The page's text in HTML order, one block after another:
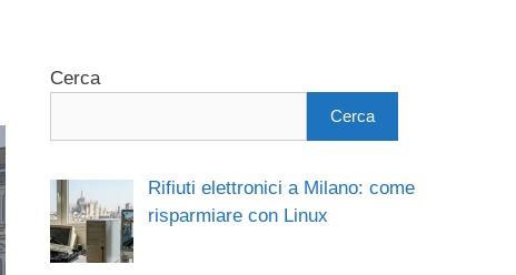
Cerca
Cerca
Rifiuti elettronici a Milano: come
risparmiare con Linux